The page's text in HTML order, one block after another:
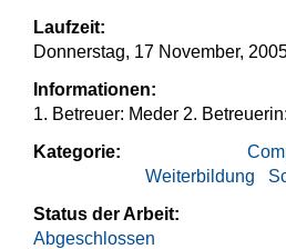
Laufzeit:
Donnerstag, 17 November,
Informationen:
1. Betreuer: Meder 2.
Kategorie:
Weiterbildung
Status der Arbeit:
Abgeschlossen